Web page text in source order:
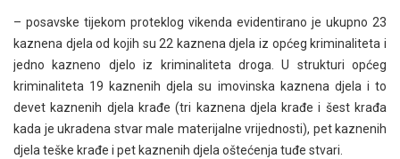
– posavske tijekom proteklog vikenda evidentirano je ukupno 23
kaznena djela od kojih su 22 kaznena djela iz općeg kriminaliteta i
jedno kazneno djelo iz kriminaliteta droga. U strukturi općeg
kriminaliteta 19 kaznenih djela su imovinska kaznena djela i to
devet kaznenih djela krađe (tri kaznena djela krađe i šest krađa
kada je ukradena stvar male materijalne vrijednosti), pet kaznenih
djela teške krađe i pet kaznenih djela oštećenja tuđe stvari.